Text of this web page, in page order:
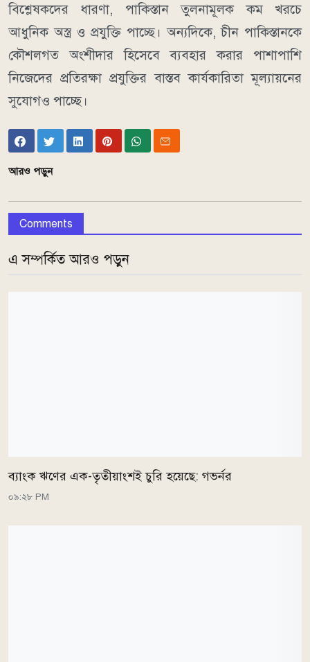
বিশ্লেষকদের ধারণা, পাকিস্তান তুলনামূলক কম খরচে
আধুনিক অস্ত্র ও প্রযুক্তি পাচ্ছে। অন্যদিকে, চীন পাকিস্তানকে
কৌশলগত অংশীদার হিসেবে ব্যবহার করার পাশাপাশি
নিজেদের প্রতিরক্ষা প্রযুক্তির বাস্তব কার্যকারিতা মূল্যায়নের
সুযোগও পাচ্ছে।
আরও পড়ুন
Comments
এ সম্পর্কিত আরও পড়ুন
ব্যাংক ঋণের এক-তৃতীয়াংশই চুরি হয়েছে: গভর্নর
০৯:২৮ PM